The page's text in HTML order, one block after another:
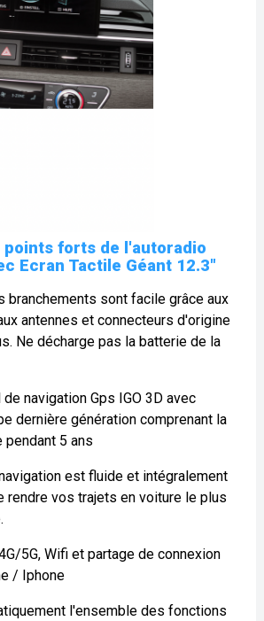
points forts de l'autoradio
Ecran Tactile Géant 12.3"
branchements sont facile grâce aux
antennes et connecteurs d'origine
Ne décharge pas la batterie de la
navigation Gps IGO 3D avec
dernière génération comprenant la
5 ans
est fluide et intégralement
rendre vos trajets en voiture le plus
5G, Wifi et partage de connexion
/ Iphone
l'ensemble des fonctions